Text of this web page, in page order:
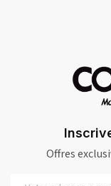
Offres